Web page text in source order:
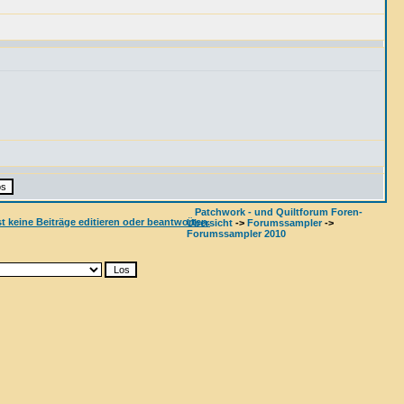
Patchwork - und Quiltforum Foren-
Übersicht -> Forumssampler->
Forumssampler 2010